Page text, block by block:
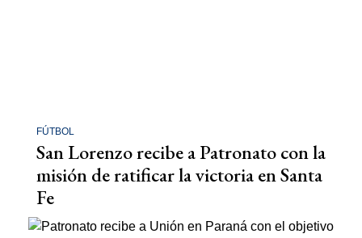
FÚTBOL
San Lorenzo recibe a Patronato con la
misión de ratificar la victoria en Santa
Fe